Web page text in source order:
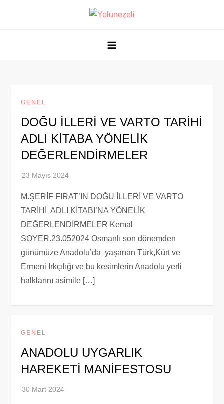
GENEL
DOĞU İLLERİ VE VARTO TARİHİ
ADLI KİTABA YÖNELİK
DEĞERLENDİRMELER
M.ŞERİF FIRAT’IN DOĞU İLLERİ VE VARTO
TARİHİ ADLI KİTABI’NA YÖNELİK
DEĞERLENDİRMELER Kemal
SOYER.23.052024 Osmanlı son dönemden
günümüze Anadolu’da yaşanan Türk,Kürt ve
Ermeni Irkçılığı ve bu kesimlerin Anadolu yerli
halklarını asimile […]
GENEL
ANADOLU UYGARLIK
HAREKETİ MANİFESTOSU